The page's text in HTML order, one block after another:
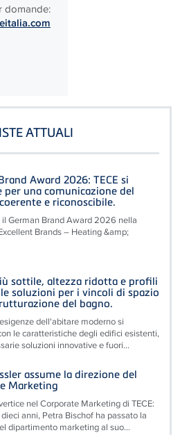
domande:
ATTUALI
Award 2026: TECE si
per una comunicazione del
e riconoscibile.
il German Brand Award 2026 nella
Brands – Heating &amp;
sottile, altezza ridotta e profili
soluzioni per i vincoli di spazio
del bagno.
dell'abitare moderno si
le caratteristiche degli edifici esistenti,
soluzioni innovative e fuori...
assume la direzione del
Marketing
nel Corporate Marketing di TECE:
anni, Petra Bischof ha passato la
dipartimento marketing al suo...